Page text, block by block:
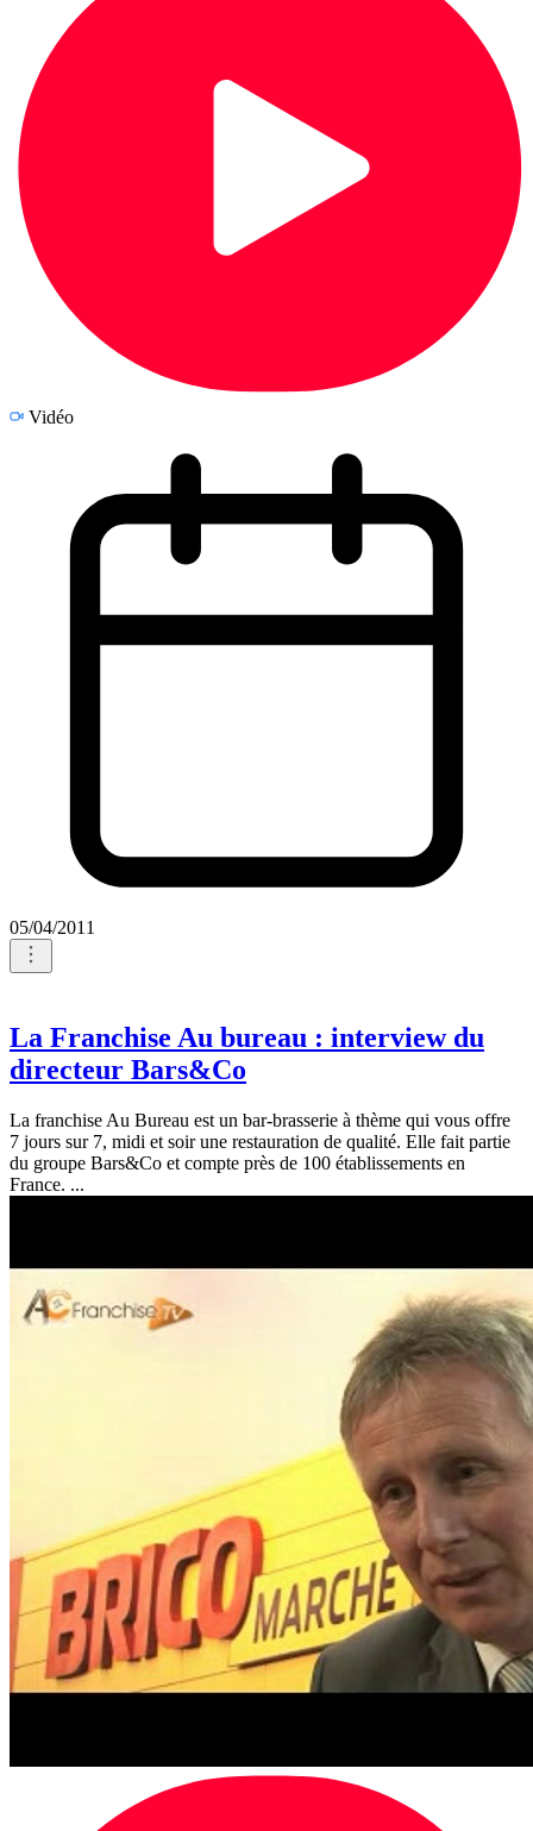
Vidéo
05/04/2011
La Franchise Au bureau : interview du
directeur Bars&Co
La franchise Au Bureau est un bar-brasserie à thème qui vous offre
7 jours sur 7, midi et soir une restauration de qualité. Elle fait partie
du groupe Bars&Co et compte près de 100 établissements en
France. ...